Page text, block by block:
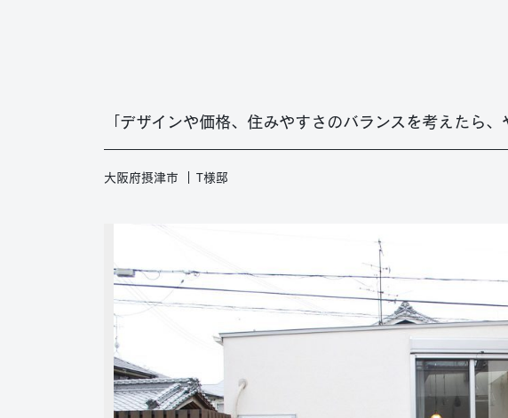
「デザインや価格、住みやすさのバランスを考えたら
大阪府摂津市 T様邸